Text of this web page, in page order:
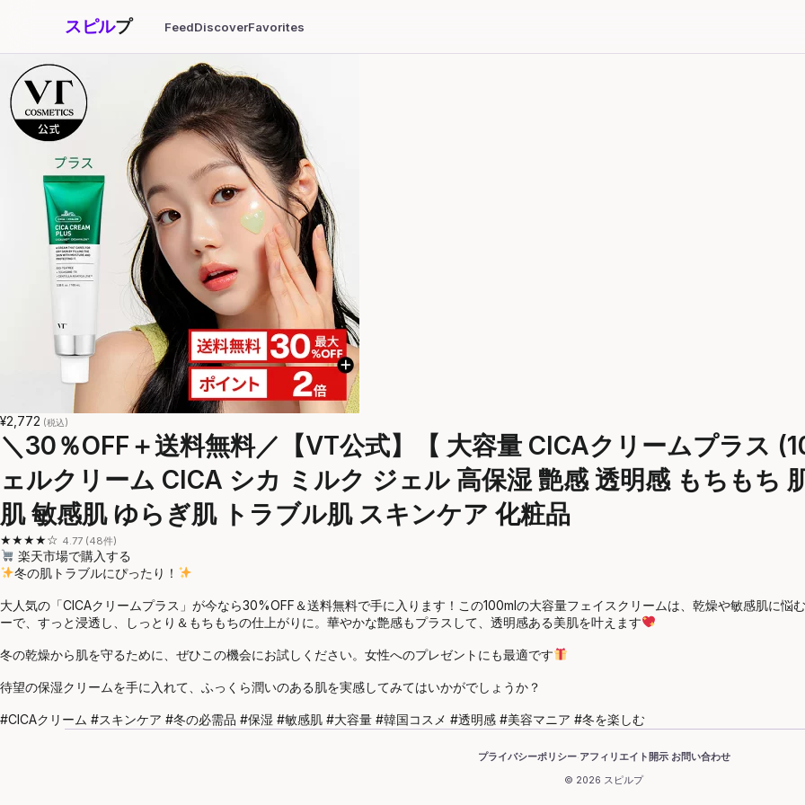
スピルプ FeedDiscoverFavorites
¥2,772 (税込)
＼30％OFF＋送料無料／【VT公式】【 大容量 CICAクリームプラス
ェルクリーム CICA シカ ミルク ジェル 高保湿 艶感 透明感 もちもち
肌 敏感肌 ゆらぎ肌 トラブル肌 スキンケア 化粧品
★★★★☆ 4.77 (48件)
楽天市場で購入する
冬の肌トラブルにぴったり！
大人気の「CICAクリームプラス」が今なら30%OFF＆送料無料で手に入ります！この100mlの大容量フェイスクリームは、乾燥や敏感肌に悩
ーで、すっと浸透し、しっとり＆もちもちの仕上がりに。華やかな艶感もプラスして、透明感ある美肌を叶えます
冬の乾燥から肌を守るために、ぜひこの機会にお試しください。女性へのプレゼントにも最適です
待望の保湿クリームを手に入れて、ふっくら潤いのある肌を実感してみてはいかがでしょうか？
#CICAクリーム #スキンケア #冬の必需品 #保湿 #敏感肌 #大容量 #韓国コスメ #透明感 #美容マニア #冬を楽しむ
プライバシーポリシー·アフィリエイト開示·お問い合わせ
© 2026 スピルプ